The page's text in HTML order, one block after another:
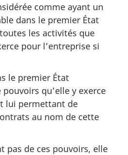
comme ayant un
dans le premier État
les activités que
pour l’entreprise si
le premier État
qu’elle y exerce
lui permettant de
au nom de cette
pas de ces pouvoirs, elle